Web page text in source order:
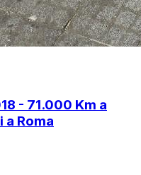
- 71.000 Km a
a Roma